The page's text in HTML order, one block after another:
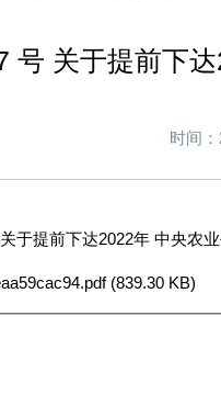
号 关于提前下
时间
于提前下达2022年 中央农
(839.30 KB)